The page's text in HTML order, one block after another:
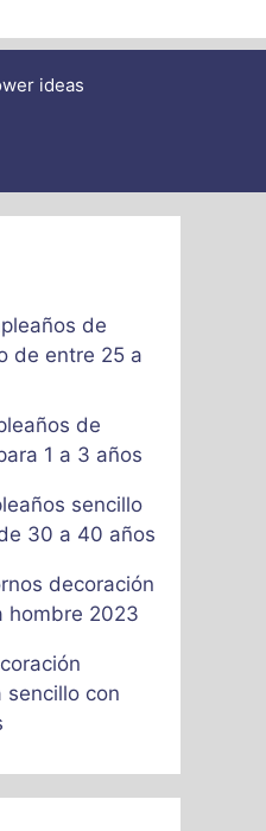
ideas
de
de entre 25 a
de
1 a 3 años
sencillo
30 a 40 años
decoración
hombre 2023
sencillo con